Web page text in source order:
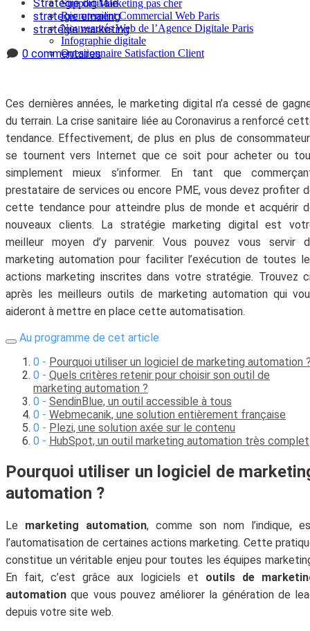
Support Marketing pas cher
Recrutement Commercial Web Paris
Nouveautés Web de l’Agence Digitale Paris
Infographie digitale
Questionnaire Satisfaction Client
Stratégie digitale
strategie emailing
stratégie marketing
0 commentaires
Ces dernières années, le marketing digital n’a cessé de
du terrain. La crise sanitaire liée au Coronavirus a renforcé
tendance. Effectivement, de plus en plus de
se tournent vers Internet que ce soit pour acheter ou
simplement mieux s’informer. En tant que
prestataire de services ou encore PME, vous devez profiter
cette tendance pour atteindre plus de monde et acquérir
nouveaux clients. La stratégie marketing digital est
meilleur moyen d’y parvenir. Vous pouvez vous servir
marketing automation pour faciliter l’exécution de toutes
actions marketing inscrites dans votre stratégie. Trouvez
après les meilleurs outils de marketing automation qui
aideront à mettre en place cette automatisation.
Au programme de cet article
Pourquoi utiliser un logiciel de marketing automation
Quels critères retenir pour choisir son outil de
marketing automation ?
SendinBlue, un outil accessible à tous
Webmecanik, une solution entièrement française
Plezi, une solution axée sur le contenu
HubSpot, un outil marketing automation très complet
Pourquoi utiliser un logiciel de
automation ?
Le marketing automation, comme son nom l’indique,
l’automatisation de certaines actions marketing. Cette
constitue un véritable enjeu pour toutes les équipes
En fait, c’est grâce aux logiciels et outils de
automationque vous pouvez améliorer la génération de
depuis votre site web.